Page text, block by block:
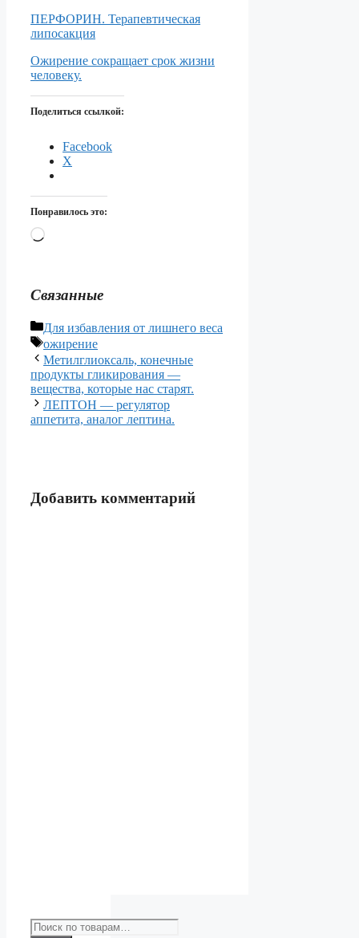
ПЕРФОРИН. Терапевтическая
липосакция
Ожирение сокращает срок жизни
человеку.
Поделиться ссылкой:
Facebook
X
Понравилось это:
Загрузка…
Связанные
Рубрики
Для избавления от лишнего веса
Метки
ожирение
Метилглиоксаль, конечные
продукты гликирования —
вещества, которые нас старят.
ЛЕПТОН — регулятор
аппетита, аналог лептина.
Добавить комментарий
Искать: